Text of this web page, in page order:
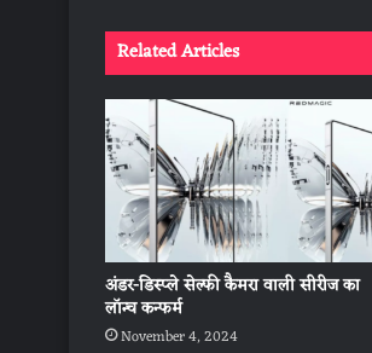
Related Articles
अंडर-डिस्प्ले सेल्फी कैमरा वाली सीरीज का
लॉन्च कन्फर्म
November 4, 2024